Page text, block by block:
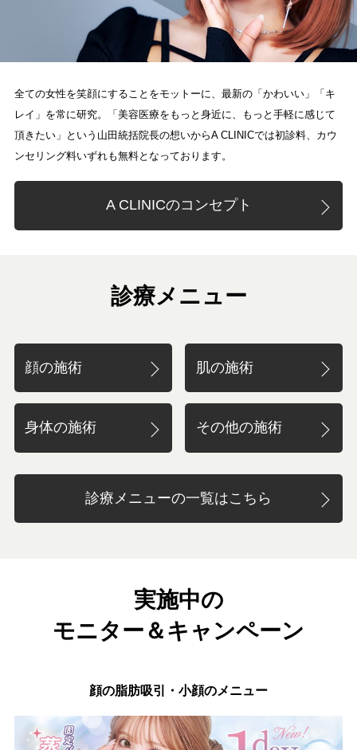
全ての女性を笑顔にすることをモットーに、最新の「かわいい」「キ
レイ」を常に研究。「美容医療をもっと身近に、もっと手軽に感じて
頂きたい」という山田統括院長の想いからA CLINICでは初診料、カウ
ンセリング料いずれも無料となっております。
A CLINICのコンセプト
診療メニュー
顔の施術 肌の施術
身体の施術 その他の施術
診療メニューの一覧はこちら
実施中の
モニター＆キャンペーン
顔の脂肪吸引・小顔のメニュー